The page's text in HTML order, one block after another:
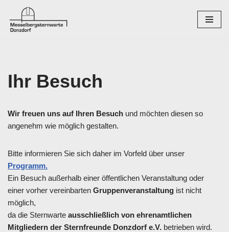
Zum
Ihr Besuch
Wir freuen uns auf Ihren Besuch und möchten diesen so
angenehm wie möglich gestalten.
Bitte informieren Sie sich daher im Vorfeld über unser
Programm.
Ein Besuch außerhalb einer öffentlichen Veranstaltung oder
einer vorher vereinbarten Gruppenveranstaltung ist nicht
möglich,
da die Sternwarte ausschließlich von ehrenamtlichen
Mitgliedern der Sternfreunde Donzdorf e.V. betrieben wird.